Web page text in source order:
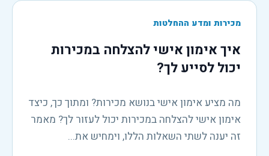
מכירות ומדע ההחלטות
איך אימון אישי להצלחה במכירות
יכול לסייע לך?
מה מציע אימון אישי בנושא מכירות? ומתוך כך, כיצד
אימון אישי להצלחה במכירות יכול לעזור לך? מאמר
זה יענה לשתי השאלות הללו, וימחיש את...